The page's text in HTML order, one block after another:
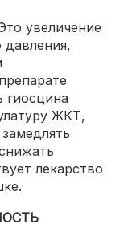
увеличение
гиосцина
ЖКТ,
лекарство